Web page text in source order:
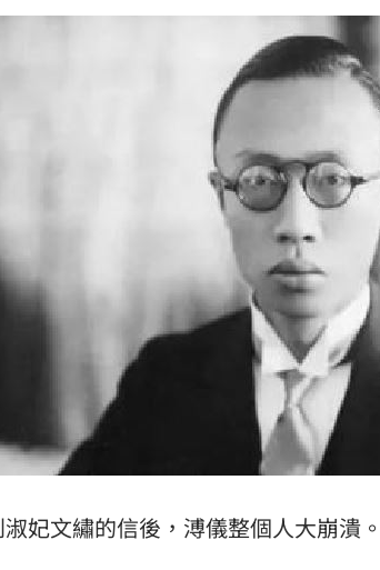
妃文繡的信後，溥儀整個人大崩潰